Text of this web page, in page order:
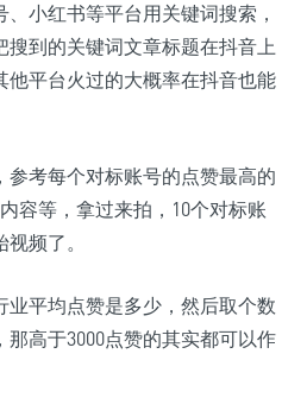
小红书等平台用关键词搜索，
搜到的关键词文章标题在抖音上
他平台火过的大概率在抖音也能
考每个对标账号的点赞最高的
容等，拿过来拍，10个对标账
频了。
平均点赞是多少，然后取个数
那高于3000点赞的其实都可以作